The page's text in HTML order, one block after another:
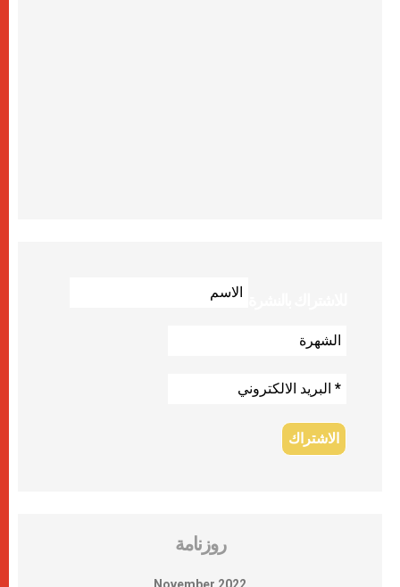
روزنامة